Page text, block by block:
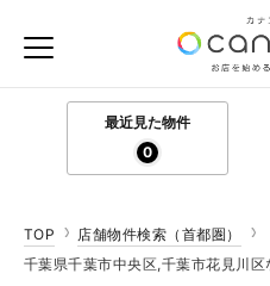
最近見た物件
0
TOP
店舗物件検索（首都圏）
千葉県千葉市中央区,千葉市花見川